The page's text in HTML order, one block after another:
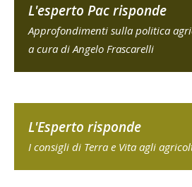
L'esperto Pac risponde
Approfondimenti sulla politica
a cura di Angelo Frascarelli
L'Esperto risponde
I consigli di Terra e Vita agli